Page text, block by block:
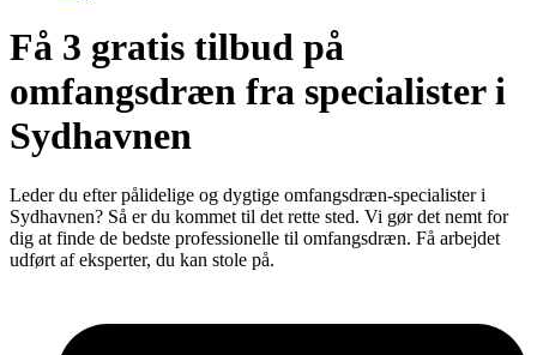
Få 3 gratis tilbud på
omfangsdræn fra specialister i
Sydhavnen
Leder du efter pålidelige og dygtige omfangsdræn-specialister i
Sydhavnen? Så er du kommet til det rette sted. Vi gør det nemt for
dig at finde de bedste professionelle til omfangsdræn. Få arbejdet
udført af eksperter, du kan stole på.